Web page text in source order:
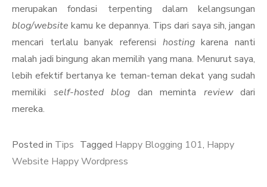
merupakan fondasi terpenting dalam kelangsungan
blog/website kamu ke depannya. Tips dari saya sih, jangan
mencari terlalu banyak referensi hostingkarena nanti
malah jadi bingung akan memilih yang mana. Menurut saya,
lebih efektif bertanya ke teman-teman dekat yang sudah
memiliki self-hosted blog dan meminta reviewdari
mereka.
Posted in Tips Tagged Happy Blogging 101, Happy
Website Happy Wordpress